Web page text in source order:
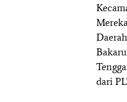
dari